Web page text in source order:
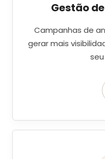
Gestão
Campanhas de
gerar mais